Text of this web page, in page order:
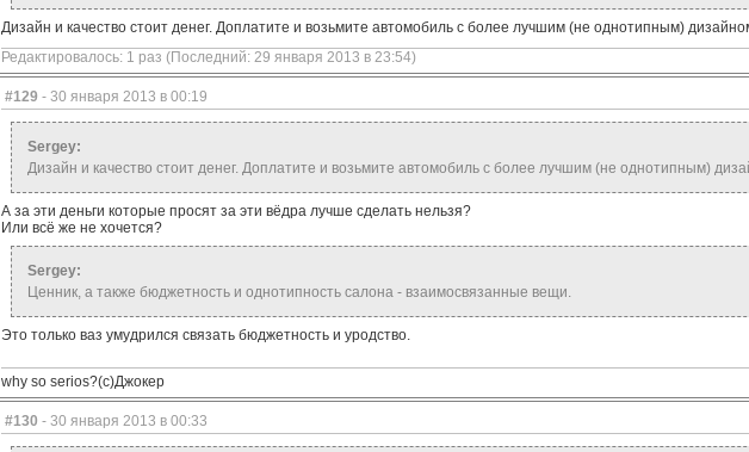
Дизайн и качество стоит денег. Доплатите и возьмите автомобиль с более лучшим (не однотипным)
Редактировалось: 1 раз (Последний: 29 января 2013 в 23:54)
#129 - 30 января 2013 в 00:19
Sergey:
Дизайн и качество стоит денег. Доплатите и возьмите автомобиль с более лучшим (не однотипным)
А за эти деньги которые просят за эти вёдра лучше сделать нельзя?
Или всё же не хочется?
Sergey:
Ценник, а также бюджетность и однотипность салона - взаимосвязанные вещи.
Это только ваз умудрился связать бюджетность и уродство.
why so serios?(с)Джокер
#130 - 30 января 2013 в 00:33